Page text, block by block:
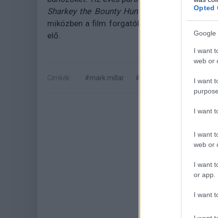
Opted
Google
I want
web or
I want
I want
I want
web or
I want
or app.
I want
Sharkey the Bounty Hunter
képregény
miközben a film forgatókönyvét Michael
elő.
Címkék: #mark millar #millarworld #netflix